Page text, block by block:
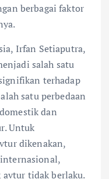
berbagai faktor
Irfan Setiaputra,
salah satu
terhadap
satu perbedaan
dan
Untuk
dikenakan,
avtur tidak berlaku.